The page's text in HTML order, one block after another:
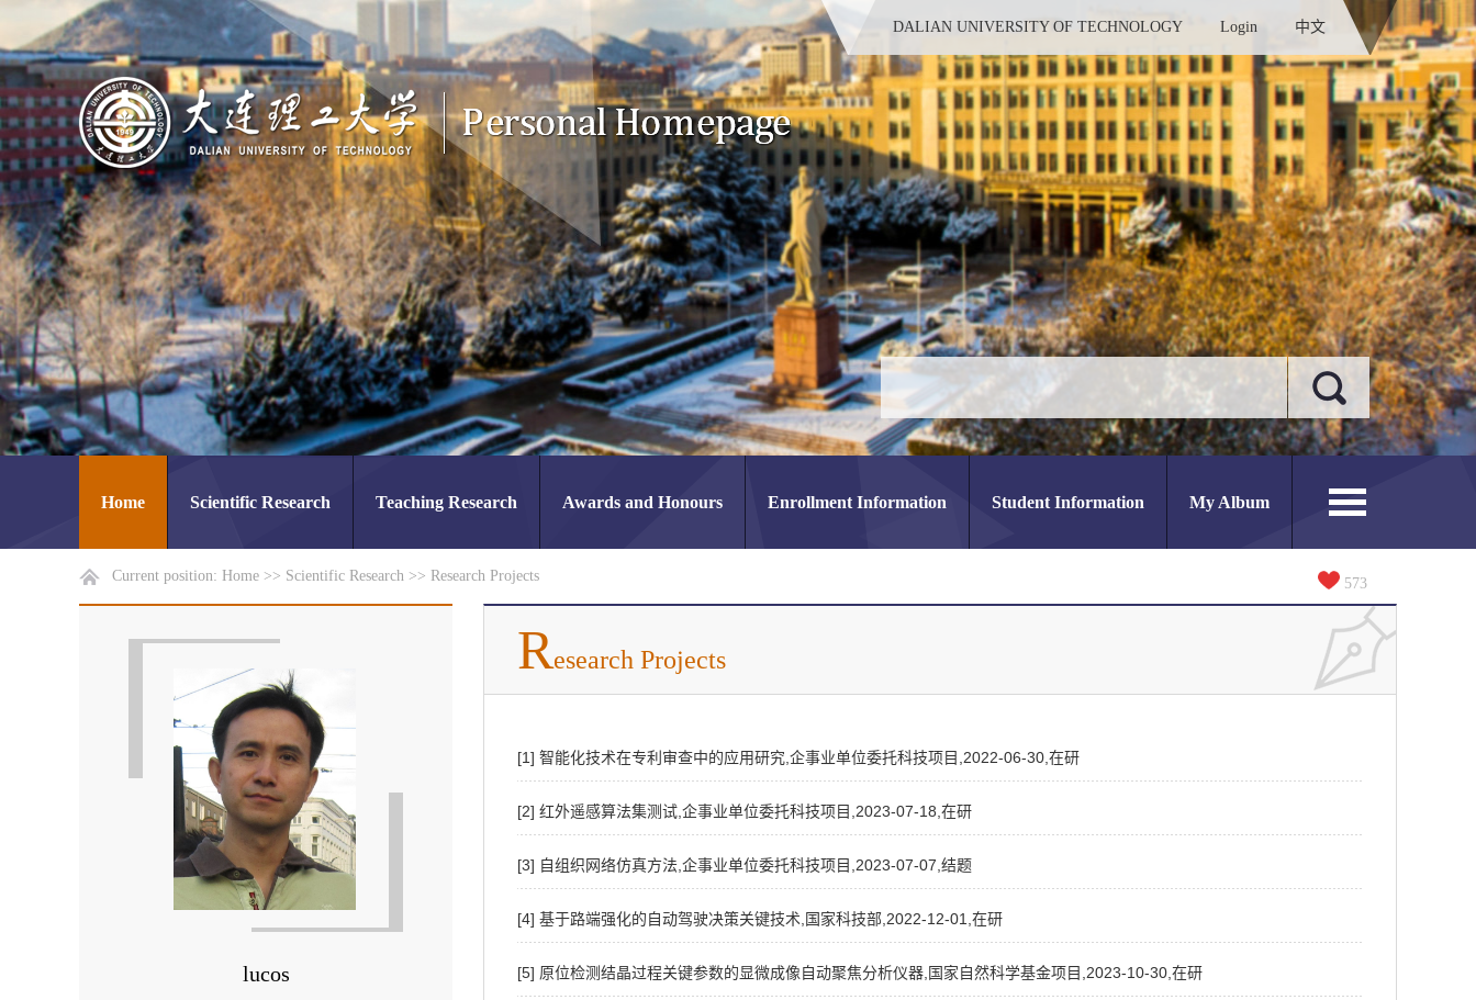
DALIAN UNIVERSITY OF TECHNOLOGY Login 中文
Home Scientific Research Teaching Research Awards and Honours Enrollment Information Student Information My Album
Current position: Home >> Scientific Research >> Research Projects 573
lucos
Research Projects
[1] 智能化技术在专利审查中的应用研究,企事业单位委托科技项目,2022-06-30,在研
[2] 红外遥感算法集测试,企事业单位委托科技项目,2023-07-18,在研
[3] 自组织网络仿真方法,企事业单位委托科技项目,2023-07-07,结题
[4] 基于路端强化的自动驾驶决策关键技术,国家科技部,2022-12-01,在研
[5] 原位检测结晶过程关键参数的显微成像自动聚焦分析仪器,国家自然科学基金项目,2023-10-30,在研